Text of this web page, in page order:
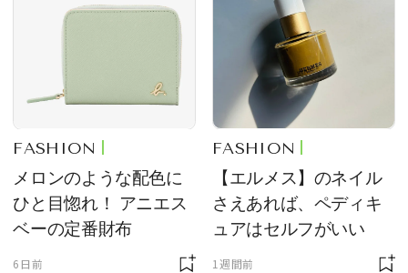
FASHION
メロンのような配色に
ひと目惚れ！ アニエス
ベーの定番財布
6日前
FASHION
【エルメス】のネイル
さえあれば、ペディキ
ュアはセルフがいい
1週間前